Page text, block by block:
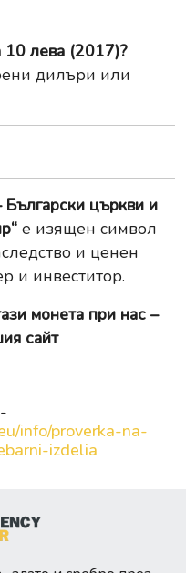
10 лева (2017)?
дилъри или
църкви и
е изящен символ
и ценен
и инвеститор.
монета при нас –
сайт
info/proverka-na-
izdelia